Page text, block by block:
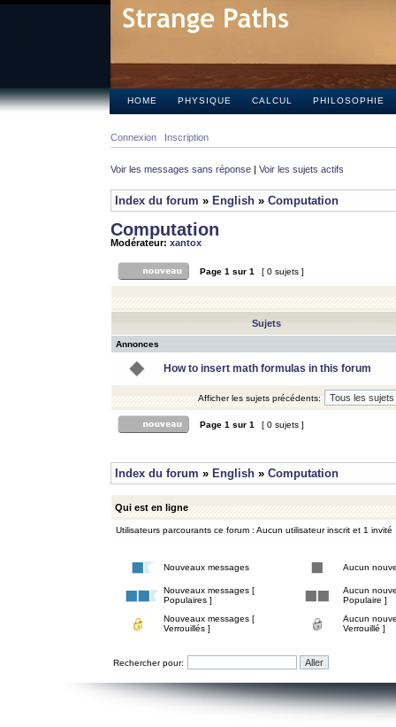
HOME PHYSIQUE CALCUL PHILOSOPHIE
Connexion Inscription
Voir les messages sans réponse | Voir les sujets actifs
Index du forum » English » Computation
Computation
Modérateur: xantox
Page 1 sur 1 [ 0 sujets ]
Sujets
Annonces
How to insert math formulas in this forum
Afficher les sujets précédents:
Page 1 sur 1 [ 0 sujets ]
Index du forum » English » Computation
Qui est en ligne
Utilisateurs parcourants ce forum : Aucun utilisateur inscrit et 1 invité
Nouveaux messages Aucun
Nouveaux messages [
Populaires ]
Aucun
Populaire ]
Nouveaux messages [
Verrouillés ]
Aucun
Verrouillé ]
Rechercher pour: